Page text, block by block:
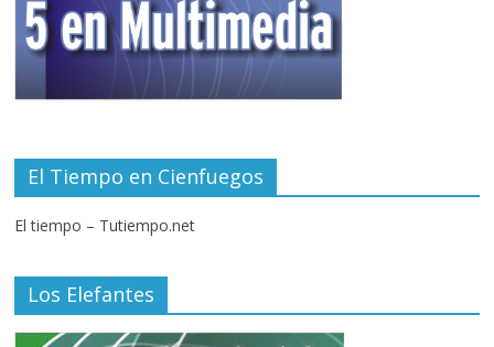
El Tiempo en Cienfuegos
El tiempo – Tutiempo.net
Los Elefantes